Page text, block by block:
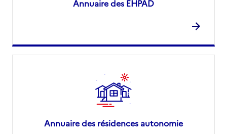
Annuaire des EHPAD
Annuaire des résidences autonomie